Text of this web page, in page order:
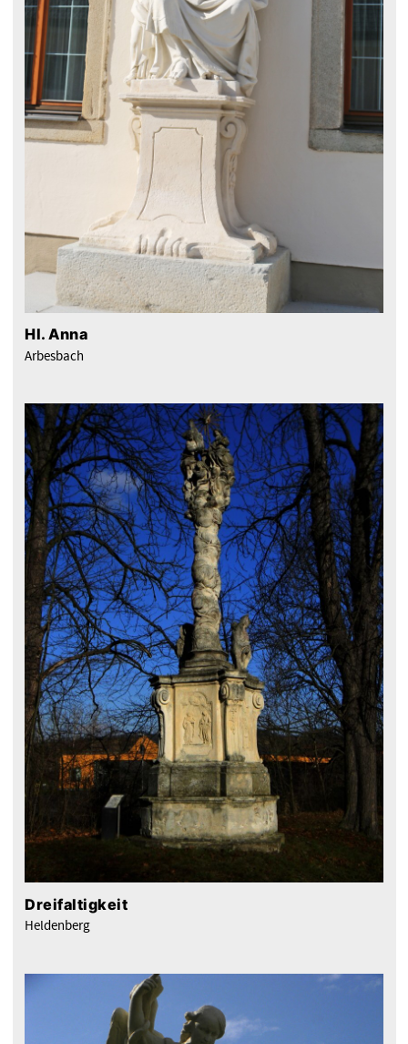
Hl. Anna
Arbesbach
Dreifaltigkeit
Heldenberg